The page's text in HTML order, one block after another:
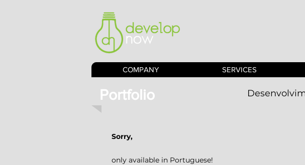
COMPANY SERVICES
Portfolio
Sorry,
only available in Portuguese!